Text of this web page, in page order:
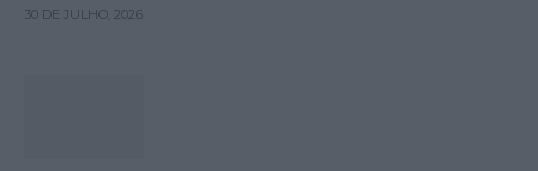
30 DE JULHO, 2026